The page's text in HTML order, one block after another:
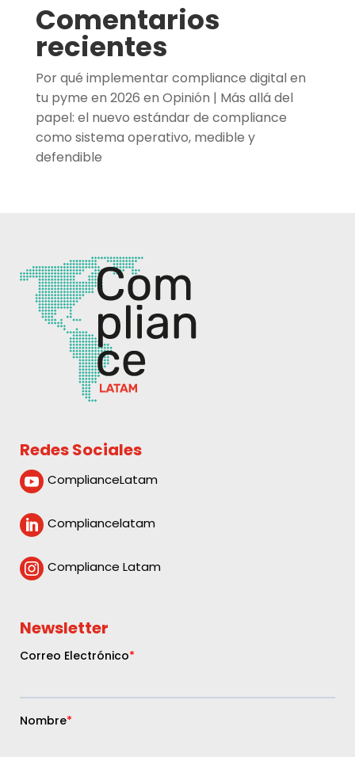
Comentarios
recientes
Por qué implementar compliance digital en
tu pyme en 2026 en Opinión | Más allá del
papel: el nuevo estándar de compliance
como sistema operativo, medible y
defendible
Redes Sociales
 ComplianceLatam
 Compliancelatam
 Compliance Latam
Newsletter